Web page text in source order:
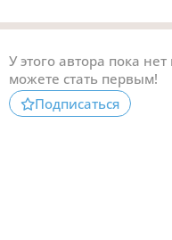
У этого автора пока
можете стать первым!
Подписаться